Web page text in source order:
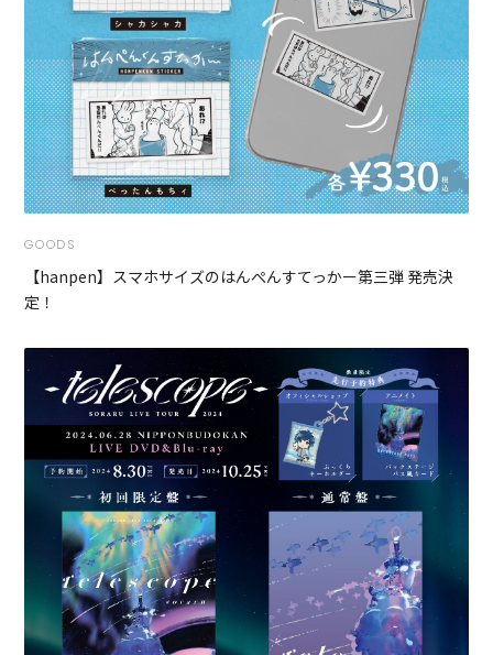
GOODS
【hanpen】スマホサイズのはんぺんすてっかー第三弾 発売決
定！